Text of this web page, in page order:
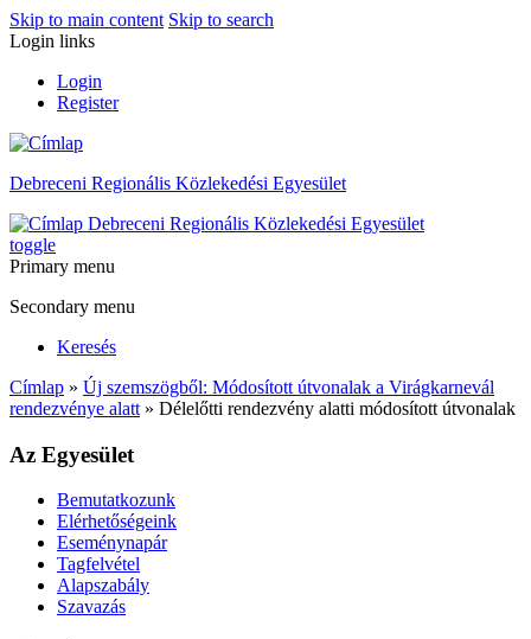
Skip to main content Skip to search
Login links
Login
Register
Debreceni Regionális Közlekedési Egyesület
Debreceni Regionális Közlekedési Egyesület
toggle
Primary menu
Secondary menu
Keresés
Címlap » Új szemszögből: Módosított útvonalak a Virágkarnevál
rendezvénye alatt » Délelőtti rendezvény alatti módosított útvonalak
Az Egyesület
Bemutatkozunk
Elérhetőségeink
Eseménynapár
Tagfelvétel
Alapszabály
Szavazás